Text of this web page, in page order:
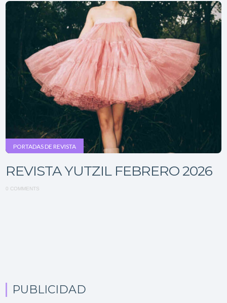
PORTADAS DE REVISTA
REVISTA YUTZIL FEBRERO 2026
0 COMMENTS
PUBLICIDAD